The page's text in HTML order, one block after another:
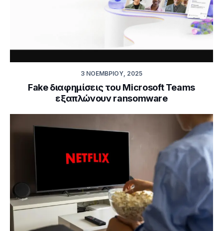
3 ΝΟΕΜΒΡΊΟΥ, 2025
Fake διαφημίσεις του Microsoft Teams
εξαπλώνουν ransomware